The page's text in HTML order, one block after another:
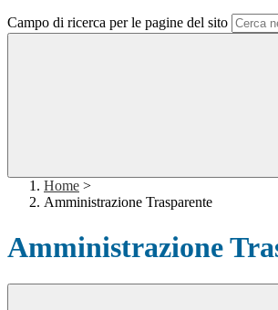
Campo di ricerca per le pagine del sito
Home >
Amministrazione Trasparente
Amministrazione